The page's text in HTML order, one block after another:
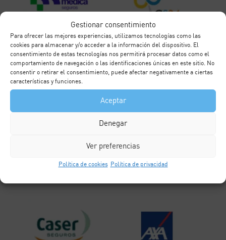
Gestionar consentimiento
Para ofrecer las mejores experiencias, utilizamos tecnologías como las
cookies para almacenar y/o acceder a la información del dispositivo. El
consentimiento de estas tecnologías nos permitirá procesar datos como el
comportamiento de navegación o las identificaciones únicas en este sitio. No
consentir o retirar el consentimiento, puede afectar negativamente a ciertas
características y funciones.
Aceptar
Denegar
Ver preferencias
Política de cookies Política de privacidad